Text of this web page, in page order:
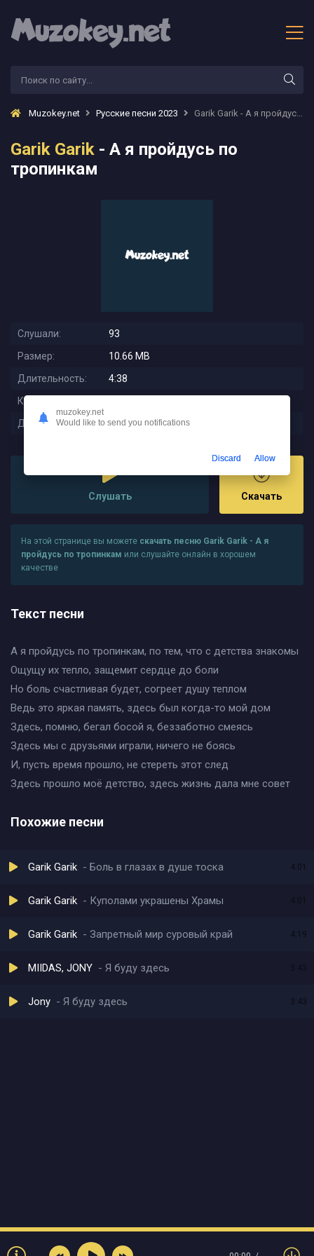
Muzokey.net Русские песни 2023 Garik Garik - А я пройдусь по тропинкам
Garik Garik - А я пройдусь по
тропинкам
Слушали:
93
Размер:
10.66 MB
Длительность:
4:38
Качество:
Дата релиза:
2025-10-19 22:58:02
Слушать Скачать
На этой странице вы можете скачать песню Garik Garik - А я
пройдусь по тропинкам или слушайте онлайн в хорошем
качестве
Текст песни
А я пройдусь по тропинкам, по тем, что с детства знакомы
Ощущу их тепло, защемит сердце до боли
Но боль счастливая будет, согреет душу теплом
Ведь это яркая память, здесь был когда-то мой дом
Здесь, помню, бегал босой я, беззаботно смеясь
Здесь мы с друзьями играли, ничего не боясь
И, пусть время прошло, не стереть этот след
Здесь прошло моё детство, здесь жизнь дала мне совет
Похожие песни
Garik Garik Боль в глазах в душе тоска 4:01
Garik Garik Куполами украшены Храмы
Garik Garik Запретный мир суровый край 4:19
MIIDAS, JONY Я буду здесь
Jony Я буду здесь 3:43
muzokey.net
Would like to send you notifications
Discard Allow